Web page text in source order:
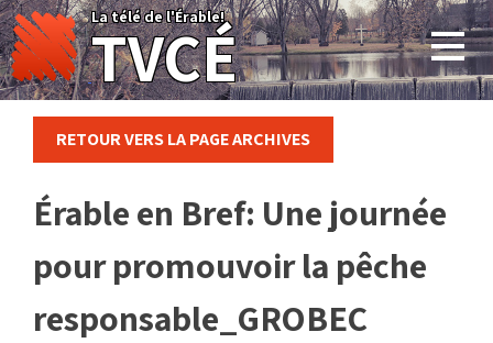
Skip
to
content
La télé de l'Érable!
TVCÉ
RETOUR VERS LA PAGE ARCHIVES
Érable en Bref: Une journée
pour promouvoir la pêche
responsable_GROBEC